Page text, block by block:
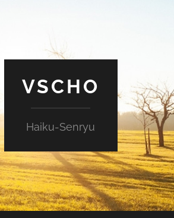
VSCHO
Haiku-Senryu